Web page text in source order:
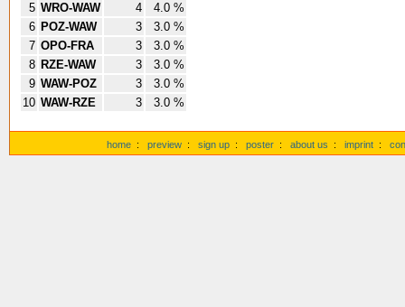
5 WRO-WAW 4
4.0 %
6 POZ-WAW 3
3.0 %
7 OPO-FRA 3
3.0 %
8 RZE-WAW 3
3.0 %
9 WAW-POZ 3
3.0 %
10 WAW-RZE 3 3.0 %
home : preview : sign up : poster : about us : imprint :